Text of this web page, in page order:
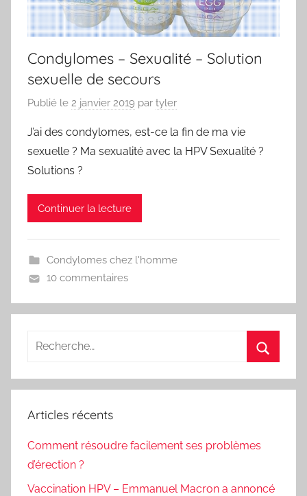
Condylomes – Sexualité – Solution
sexuelle de secours
Publié le 2 janvier 2019 par tyler
J’ai des condylomes, est-ce la fin de ma vie
sexuelle ? Ma sexualité avec la HPV Sexualité ?
Solutions ?
Continuer la lecture
Condylomes chez l'homme
10 commentaires
Recherche
:
Articles récents
Comment résoudre facilement ses problèmes
d’érection ?
Vaccination HPV – Emmanuel Macron a annoncé